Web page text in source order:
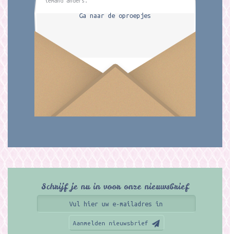
Ga naar de oproepjes
Schrijf je nu in voor onze nieuwsbrief
Aanmelden nieuwsbrief